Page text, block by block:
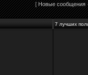
[Новые сообщения
7 лучших